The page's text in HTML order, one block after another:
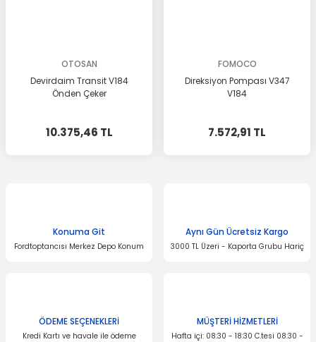
OTOSAN
Devirdaim Transit V184
Önden Çeker
10.375,46 TL
FOMOCO
Direksiyon Pompası V347
V184
7.572,91 TL
Konuma Git
Fordtoptancısı Merkez Depo Konum
Aynı Gün Ücretsiz Kargo
3000 TL Üzeri - Kaporta Grubu Hariç
ÖDEME SEÇENEKLERİ
Kredi Kartı ve havale ile ödeme
MÜŞTERİ HİZMETLERİ
Hafta içi: 08:30 - 18:30 C.tesi 08:30 -